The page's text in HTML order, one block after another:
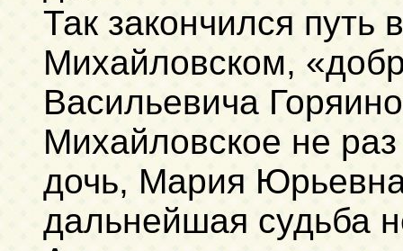
Так закончился путь
Михайловском,
Васильевича
Михайловское не
дочь, Мария
дальнейшая судьба